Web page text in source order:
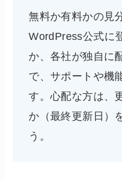
無料か有料かの見
WordPress公式に
か、各社が独自に
で、サポートや機
す。心配な方は、
か（最終更新日）
う。